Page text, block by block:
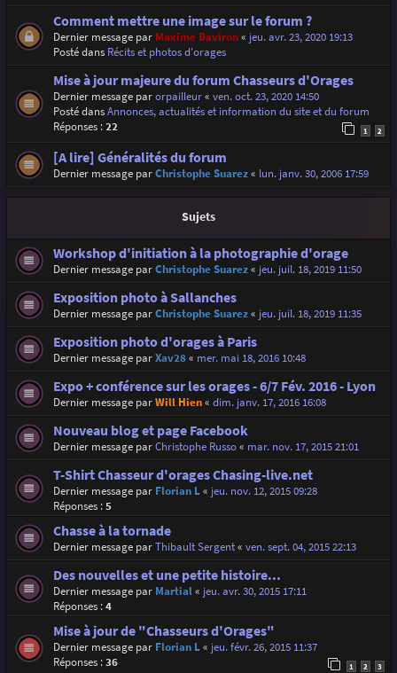
Comment mettre une image sur le forum ?
Dernier message par Maxime Daviron« jeu. avr. 23, 2020 19:13
Posté dans Récits et photos d'orages
Mise à jour majeure du forum Chasseurs d'Orages
Dernier message parorpailleur« ven. oct. 23, 2020 14:50
Posté dansAnnonces, actualités et information du site et du forum
Réponses :22 1 2
[A lire] Généralités du forum
Dernier message parChristophe Suarez« lun. janv. 30, 2006 17:59
Sujets
Workshop d'initiation à la photographie d'orage
Dernier message parChristophe Suarez« jeu. juil. 18, 2019 11:50
Exposition photo à Sallanches
Dernier message parChristophe Suarez« jeu. juil. 18, 2019 11:35
Exposition photo d'orages à Paris
Dernier message parXav28« mer. mai 18, 2016 10:48
Expo + conférence sur les orages - 6/7 Fév. 2016 - Lyon
Dernier message parWill Hien« dim. janv. 17, 2016 16:08
Nouveau blog et page Facebook
Dernier message parChristophe Russo« mar. nov. 17, 2015 21:01
T-Shirt Chasseur d'orages Chasing-live.net
Dernier message par Florian L« jeu. nov. 12, 2015 09:28
Réponses :5
Chasse à la tornade
Dernier message parThibault Sergent« ven. sept. 04, 2015 22:13
Des nouvelles et une petite histoire...
Dernier message par Martial« jeu. avr. 30, 2015 17:11
Réponses :4
Mise à jour de "Chasseurs d'Orages"
Dernier message par Florian L« jeu. févr. 26, 2015 11:37
Réponses :36 1 2 3